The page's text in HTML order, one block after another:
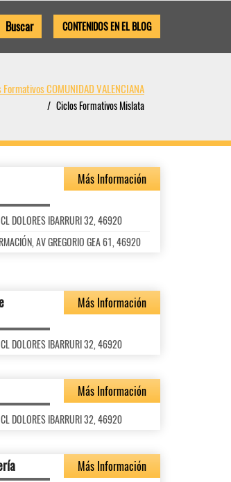
CONTENIDOS EN EL BLOG
COMUNIDAD VALENCIANA
Ciclos Formativos Mislata
Más Información
DOLORES IBARRURI 32, 46920
AV GREGORIO GEA 61, 46920
Más Información
DOLORES IBARRURI 32, 46920
Más Información
DOLORES IBARRURI 32, 46920
Más Información